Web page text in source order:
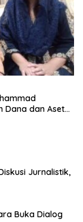
Dana dan Aset
Jurnalistik,
Buka Dialog